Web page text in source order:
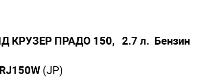
КРУЗЕР ПРАДО 150, 2.7 л. Бензин
(JP)